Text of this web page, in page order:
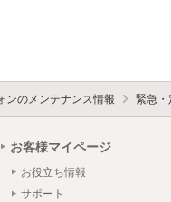
ンのメンテナンス情報 緊急・
お客様マイページ
お役立ち情報
サポート